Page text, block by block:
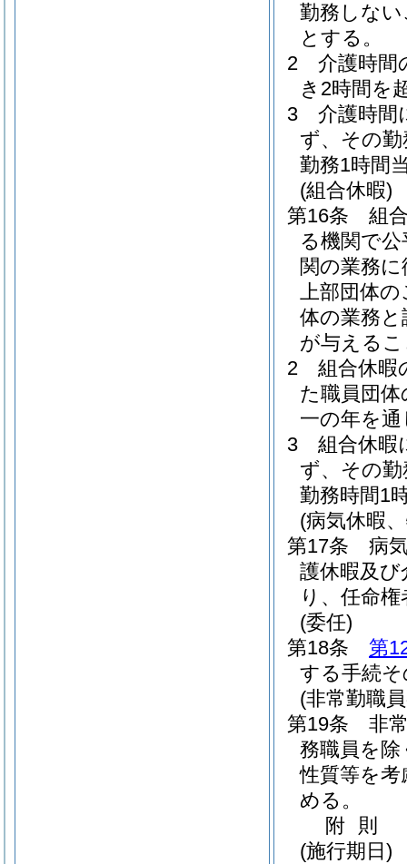
勤務しな
とする。
2
介護時間
き2時間を
3
介護時間
ず、その
勤務1時間
(組合休暇)
第16条
組
る機関で
関の業務
上部団体
体の業務
が与える
2
組合休暇
た職員団
一の年を
3
組合休暇
ず、その
勤務時間1
(病気休暇
第17条
病
護休暇及
り、任命
(委任)
第18条
第
する手続
(非常勤職
第19条
非
務職員を除
性質等を
める。
附 則
(施行期日)